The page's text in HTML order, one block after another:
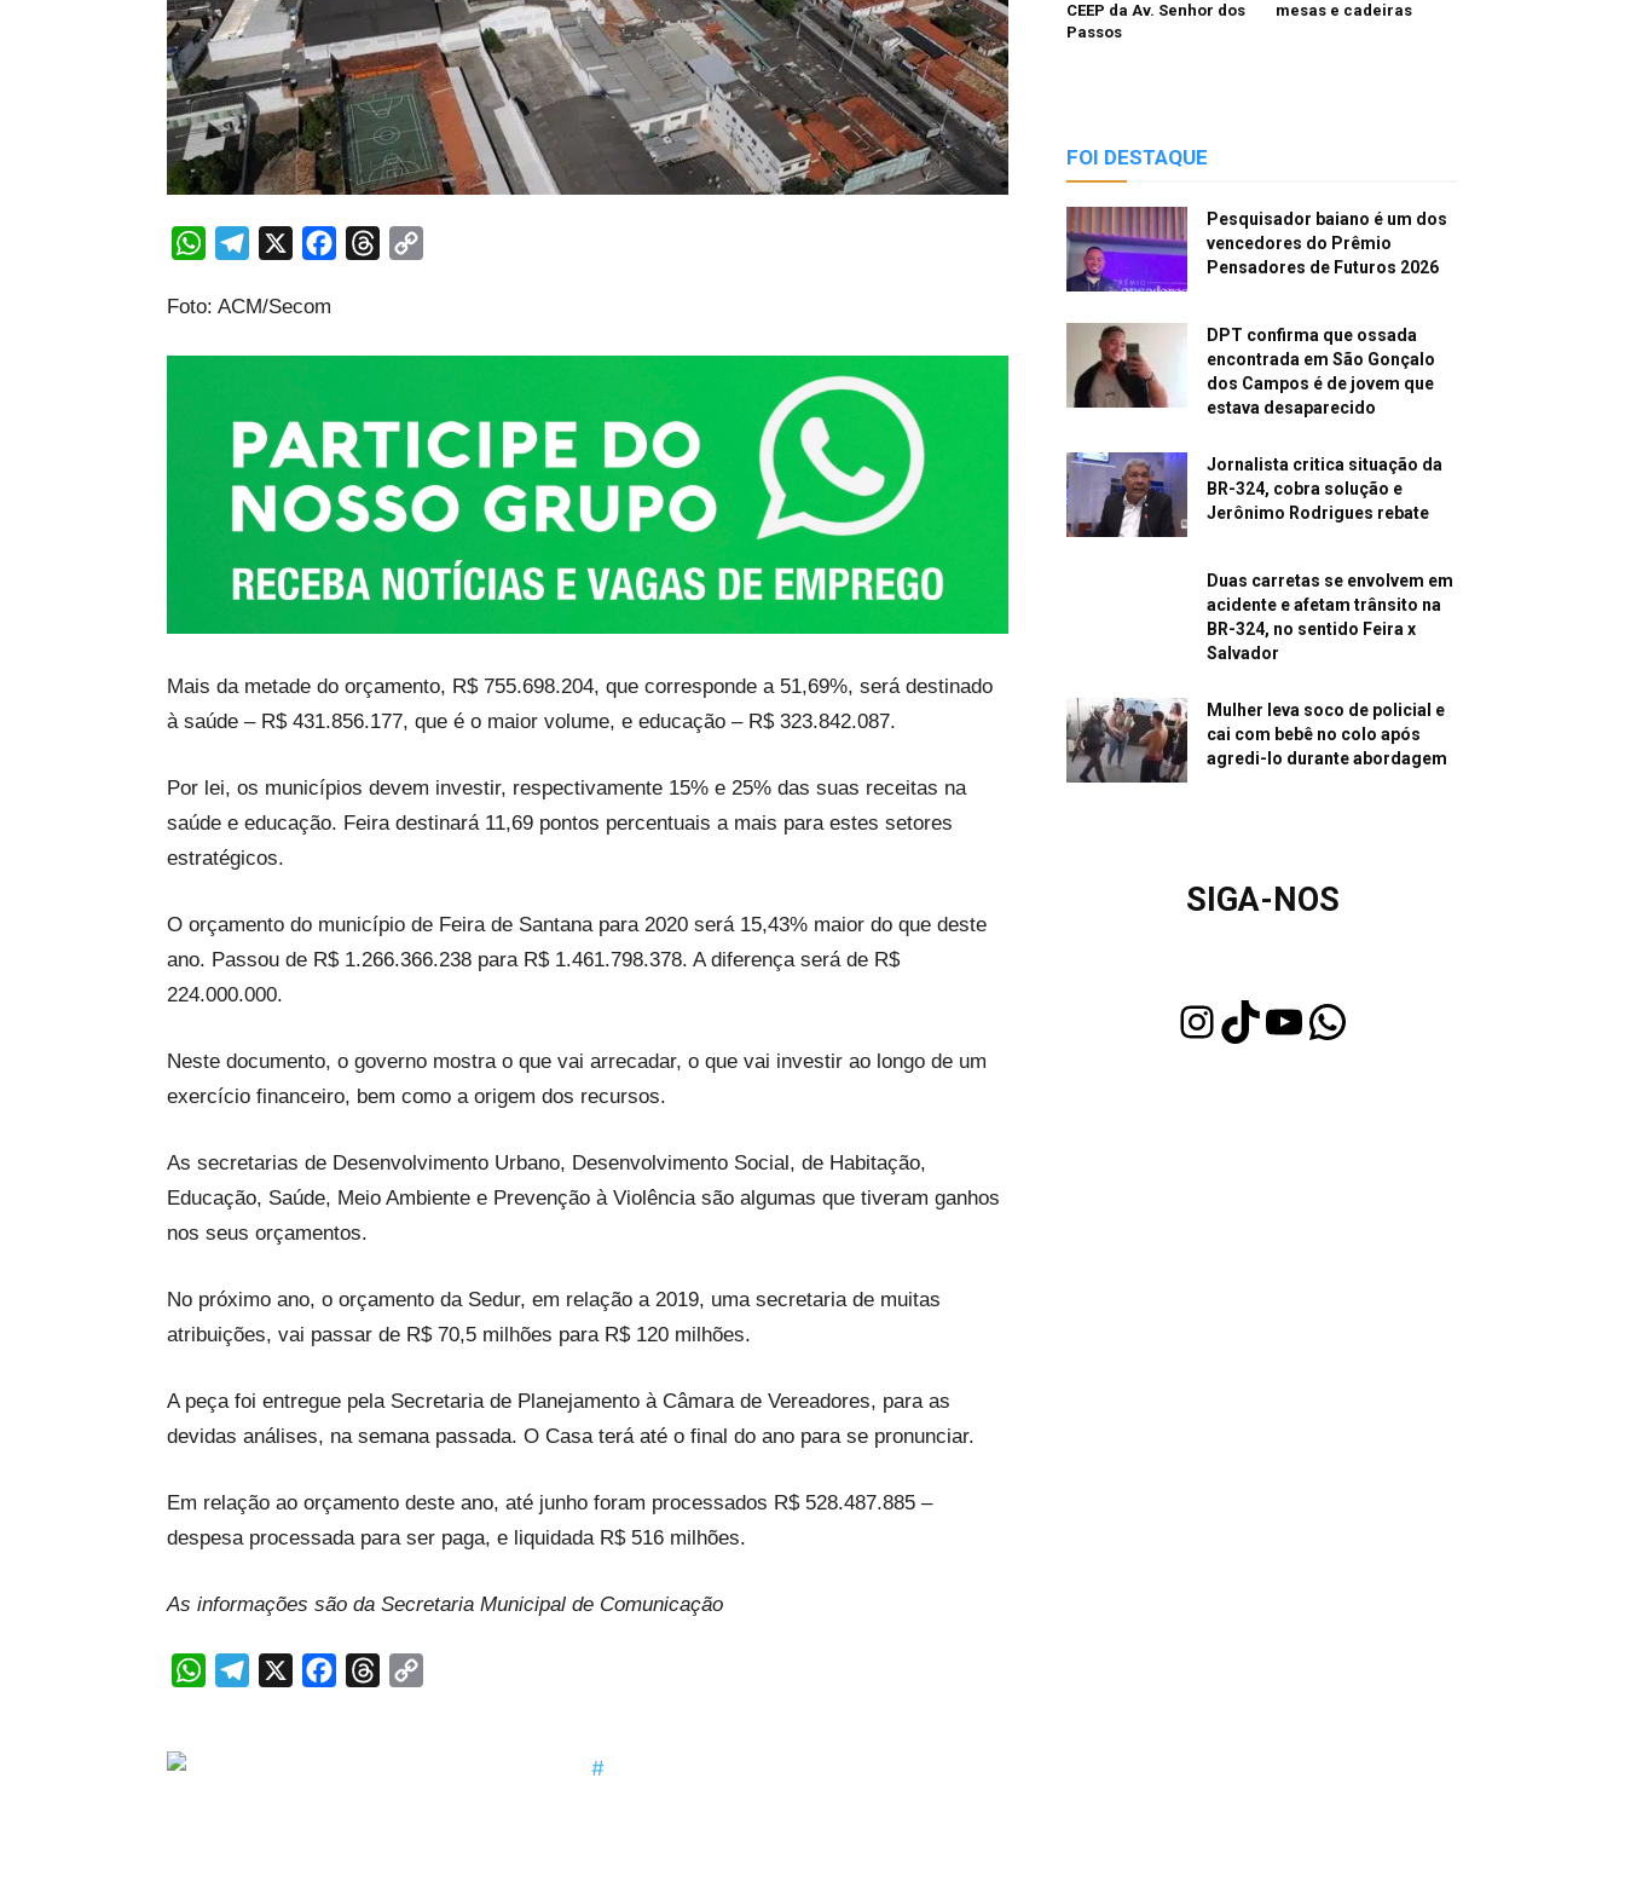
WhatsAppTelegram FacebookThreads
Foto: ACM/Secom
Mais da metade do orçamento, R$ 755.698.204, que corresponde a 51,69%, será destinado
à saúde – R$ 431.856.177, que é o maior volume, e educação – R$ 323.842.087.
Por lei, os municípios devem investir, respectivamente 15% e 25% das suas receitas na
saúde e educação. Feira destinará 11,69 pontos percentuais a mais para estes setores
estratégicos.
O orçamento do município de Feira de Santana para 2020 será 15,43% maior do que deste
ano. Passou de R$ 1.266.366.238 para R$ 1.461.798.378. A diferença será de R$
224.000.000.
Neste documento, o governo mostra o que vai arrecadar, o que vai investir ao longo de um
exercício financeiro, bem como a origem dos recursos.
As secretarias de Desenvolvimento Urbano, Desenvolvimento Social, de Habitação,
Educação, Saúde, Meio Ambiente e Prevenção à Violência são algumas que tiveram ganhos
nos seus orçamentos.
No próximo ano, o orçamento da Sedur, em relação a 2019, uma secretaria de muitas
atribuições, vai passar de R$ 70,5 milhões para R$ 120 milhões.
A peça foi entregue pela Secretaria de Planejamento à Câmara de Vereadores, para as
devidas análises, na semana passada. O Casa terá até o final do ano para se pronunciar.
Em relação ao orçamento deste ano, até junho foram processados R$ 528.487.885 –
despesa processada para ser paga, e liquidada R$ 516 milhões.
As informações são da Secretaria Municipal de Comunicação
WhatsAppTelegram FacebookThreads
CEEP da Av. Senhor dos
Passos
mesas e cadeiras
FOI DESTAQUE
Pesquisador baiano é um dos
vencedores do Prêmio
Pensadores de Futuros 2026
DPT confirma que ossada
encontrada em São Gonçalo
dos Campos é de jovem que
estava desaparecido
Jornalista critica situação da
BR-324, cobra solução e
Jerônimo Rodrigues rebate
Duas carretas se envolvem em
acidente e afetam trânsito na
BR-324, no sentido Feira x
Salvador
Mulher leva soco de policial e
cai com bebê no colo após
agredi-lo durante abordagem
SIGA-NOS
InstagramTikTok Youtube WhatsApp